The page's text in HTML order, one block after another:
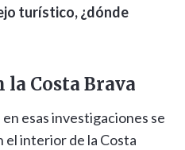
turístico, ¿dónde
la Costa Brava
esas investigaciones se
el interior de la Costa